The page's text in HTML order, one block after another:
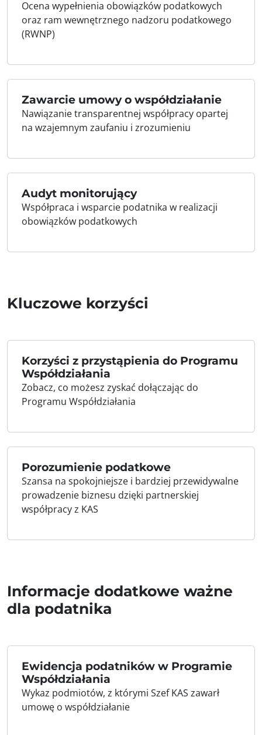
Ocena wypełnienia obowiązków podatkowych
oraz ram wewnętrznego nadzoru podatkowego
(RWNP)
Zawarcie umowy o współdziałanie
Nawiązanie transparentnej współpracy opartej
na wzajemnym zaufaniu i zrozumieniu
Audyt monitorujący
Współpraca i wsparcie podatnika w realizacji
obowiązków podatkowych
Kluczowe korzyści
Korzyści z przystąpienia do Programu
Współdziałania
Zobacz, co możesz zyskać dołączając do
Programu Współdziałania
Porozumienie podatkowe
Szansa na spokojniejsze i bardziej przewidywalne
prowadzenie biznesu dzięki partnerskiej
współpracy z KAS
Informacje dodatkowe ważne
dla podatnika
Ewidencja podatników w Programie
Współdziałania
Wykaz podmiotów, z którymi Szef KAS zawarł
umowę o współdziałanie